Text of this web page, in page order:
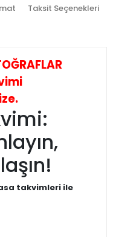
Taksit Seçenekleri
takvimleri ile